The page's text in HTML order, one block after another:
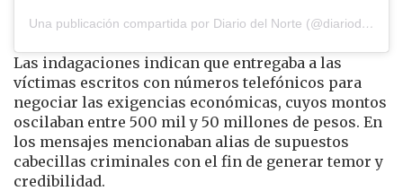
Una publicación compartida por Diario del Norte (@diariodelnorte)
Las indagaciones indican que entregaba a las
víctimas escritos con números telefónicos para
negociar las exigencias económicas, cuyos montos
oscilaban entre 500 mil y 50 millones de pesos. En
los mensajes mencionaban alias de supuestos
cabecillas criminales con el fin de generar temor y
credibilidad.